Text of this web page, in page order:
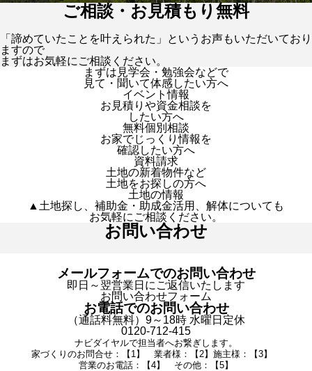
ご相談・お見積もり無料
「諦めていたことを叶えられた」というお声もいただいており
ますので
まずはお気軽にご相談ください。
まずは見学会・勉強会などで
見て・聞いて体感したい方へ
イベント情報
お見積りや資金相談を
したい方へ
無料個別相談
お家でじっくり情報を
確認したい方へ
資料請求
土地の新着物件など
土地をお探しの方へ
土地の情報
▲土地探し、補助金・助成金活用、解体についても
お気軽にご相談ください。
お問い合わせ
メールフォームでのお問い合わせ
即日～翌営業日にご返信いたします
お問い合わせフォーム
お電話でのお問い合わせ
（通話料無料）9～18時 水曜日定休
0120-712-415
ナビダイヤルで担当者へお繋ぎします。
家づくりのお問合せ：【1】 業者様：【2】施主様：【3】
営業のお電話：【4】 その他：【5】